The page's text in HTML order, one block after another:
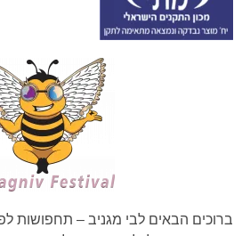
ברוכים הבאים לבי מגניב – תחפושות